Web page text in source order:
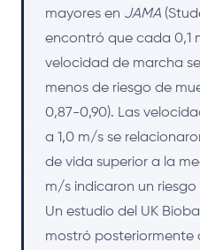
mayores en JAMA
encontró que cada 0,1
velocidad de marcha
menos de riesgo de
0,87-0,90). Las
a 1,0 m/s se
de vida superior a la
m/s indicaron un
Un estudio del UK
mostró posteriormente